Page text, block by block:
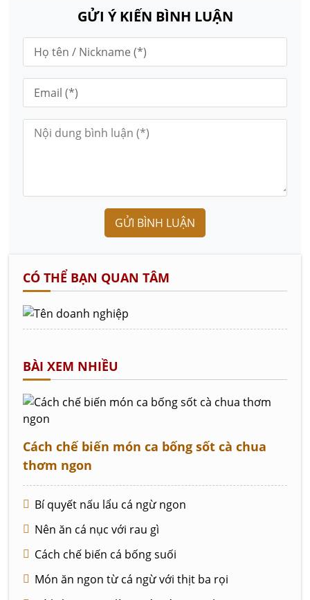
GỬI Ý KIẾN BÌNH LUẬN
GỬI BÌNH LUẬN
CÓ THỂ BẠN QUAN TÂM
BÀI XEM NHIỀU
Cách chế biến món ca bống sốt cà chua
thơm ngon
Bí quyết nấu lẩu cá ngừ ngon
Nên ăn cá nục với rau gì
Cách chế biến cá bống suối
Món ăn ngon từ cá ngừ với thịt ba rọi